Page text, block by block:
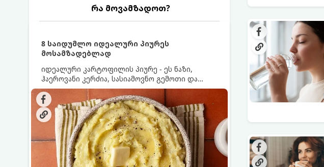
რა მოვამზადოთ?
8 საიდუმლო იდეალური პიურეს
მოსამზადებლად
იდეალური კარტოფილის პიურე - ეს ნაზი,
ჰაეროვანი კერძია, სასიამოვნო გემოთი და
ნაღების-მოყვითალო ფერით. მისი მომზადება
ძალიან მარტივია, მაგრამ არსებობს რამდენიმე
საიდუმლო, რომლებიც უნდა იცოდეთ, რომ
პიურე იდეალურად გემრიელი გამოვიდეს.